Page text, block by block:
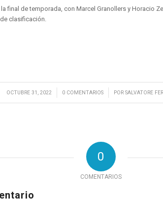
final de temporada, con Marcel Granollers y Horacio
clasificación.
OCTUBRE 31, 2022
/ 0 COMENTARIOS
/ PORSALVATORE
0
COMENTARIOS